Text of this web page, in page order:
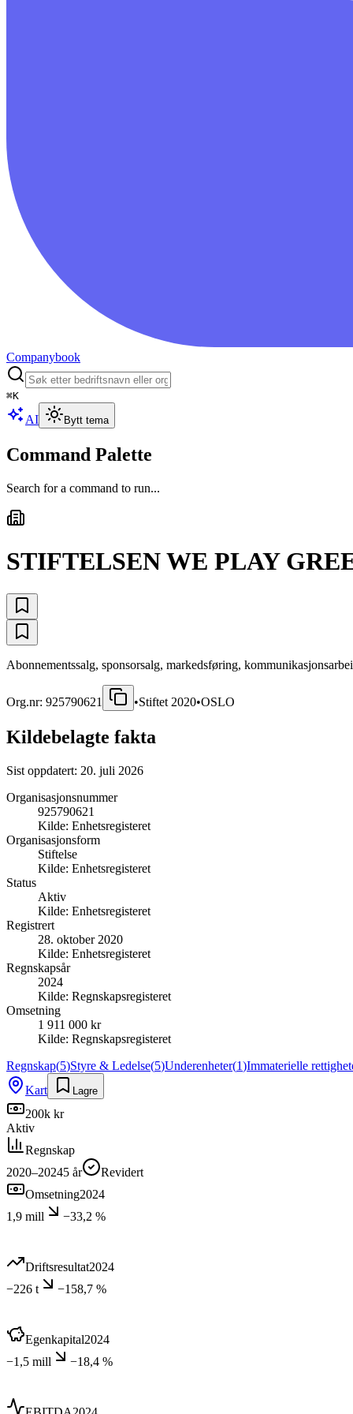
Companybook
⌘K
AI Bytt tema
Command Palette
Search for a command to run...
STIFTELSEN WE PLAY
Abonnementssalg, sponsorsalg, markedsføring,
Org.nr: 925790621 •Stiftet 2020•OSLO
Kildebelagte fakta
Sist oppdatert: 20. juli 2026
Organisasjonsnummer
925790621
Kilde: Enhetsregisteret
Organisasjonsform
Stiftelse
Kilde: Enhetsregisteret
Status
Aktiv
Kilde: Enhetsregisteret
Registrert
28. oktober 2020
Kilde: Enhetsregisteret
Regnskapsår
2024
Kilde: Regnskapsregisteret
Omsetning
1 911 000 kr
Kilde: Regnskapsregisteret
Regnskap(5)Styre & Ledelse(5)Underenheter(1)Immaterielle
Kart
Lagre
200k kr
Aktiv
Regnskap
2020–20245 år
Revidert
Omsetning2024
1,9 mill
−33,2 %
Driftsresultat2024
−226 t
−158,7 %
Egenkapital2024
−1,5 mill
−18,4 %